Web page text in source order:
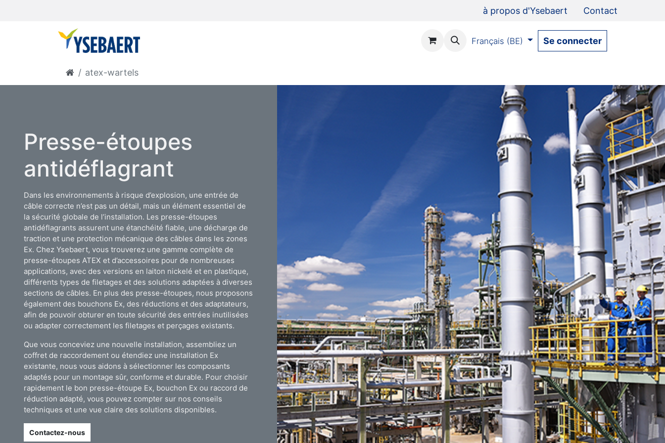
à propos d'Ysebaert Contact
Français (BE) Se connecter
atex-wartels
Presse-étoupes
antidéflagrant
Dans les environnements à risque d’explosion, une entrée de
câble correcte n’est pas un détail, mais un élément essentiel de
la sécurité globale de l’installation. Les presse-étoupes
antidéflagrants assurent une étanchéité fiable, une décharge de
traction et une protection mécanique des câbles dans les zones
Ex. Chez Ysebaert, vous trouverez une gamme complète de
presse-étoupes ATEX et d’accessoires pour de nombreuses
applications, avec des versions en laiton nickelé et en plastique,
différents types de filetages et des solutions adaptées à diverses
sections de câbles. En plus des presse-étoupes, nous proposons
également des bouchons Ex, des réductions et des adaptateurs,
afin de pouvoir obturer en toute sécurité des entrées inutilisées
ou adapter correctement les filetages et perçages existants.
Que vous conceviez une nouvelle installation, assembliez un
coffret de raccordement ou étendiez une installation Ex
existante, nous vous aidons à sélectionner les composants
adaptés pour un montage sûr, conforme et durable. Pour choisir
rapidement le bon presse-étoupe Ex, bouchon Ex ou raccord de
réduction adapté, vous pouvez compter sur nos conseils
techniques et une vue claire des solutions disponibles.
Contactez-nous